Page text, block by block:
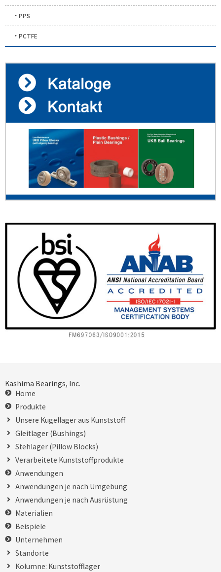
PPS
PCTFE
Kashima Bearings, Inc.
Home
Produkte
Unsere Kugellager aus Kunststoff
Gleitlager (Bushings)
Stehlager (Pillow Blocks)
Verarbeitete Kunststoffprodukte
Anwendungen
Anwendungen je nach Umgebung
Anwendungen je nach Ausrüstung
Materialien
Beispiele
Unternehmen
Standorte
Kolumne: Kunststofflager